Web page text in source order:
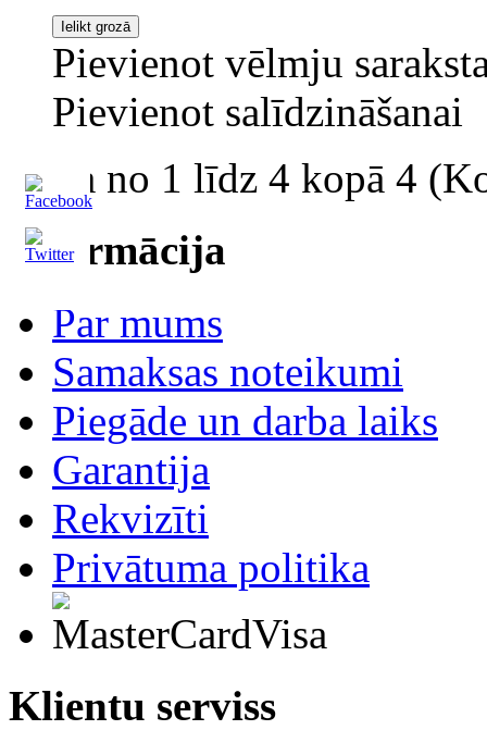
Pievienot vēlmju
Pievienot salīdzināšanai
Rāda no 1 līdz 4 kopā 4
Informācija
Par mums
Samaksas noteikumi
Piegāde un darba laiks
Garantija
Rekvizīti
Privātuma politika
Klientu serviss